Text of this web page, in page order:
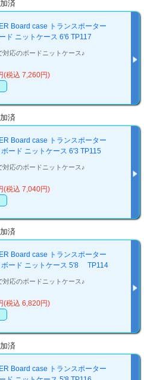
済
Board case トランスポーター
ド ニットケース 6'6 TP117
対応のボードニットケース♪
(税込 7,260円)
済
Board case トランスポーター
ード ニットケース 6'3 TP115
対応のボードニットケース♪
(税込 7,040円)
済
Board case トランスポーター
ボード ニットケース 5'8 TP114
対応のボードニットケース♪
(税込 6,820円)
済
Board case トランスポーター